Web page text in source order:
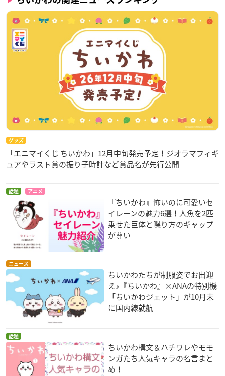
グッズ
「エニマイくじ ちいかわ」12月中旬発売予定！ジオラマフィギ
ュアやラスト賞の振り子時計など賞品名が先行公開
話題 アニメ
『ちいかわ』怖いのに可愛いセ
イレーンの魅力6選！人魚を2匹
乗せた巨体と喋り方のギャップ
が尊い
ニュース
ちいかわたちが制服姿でお出迎
え♪『ちいかわ』×ANAの特別機
「ちいかわジェット」が10月末
に国内線就航
話題
ちいかわ構文＆ハチワレやモモ
ンガたち人気キャラの名言まと
め！